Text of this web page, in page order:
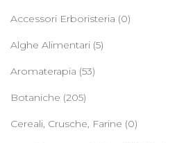
Accessori Erboristeria (0)
Alghe Alimentari (5)
Aromaterapia (53)
Botaniche (205)
Cereali, Crusche, Farine (0)